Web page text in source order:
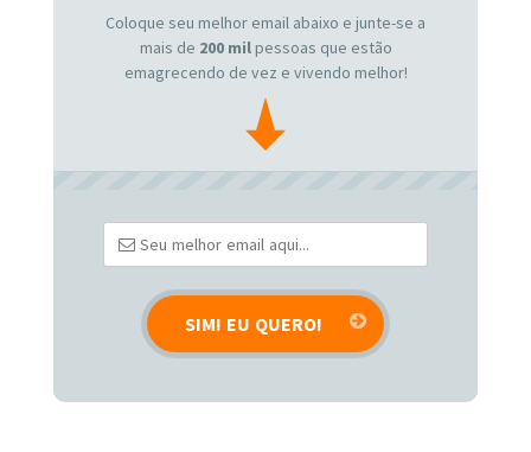
Coloque seu melhor email abaixo e junte-se a
mais de 200 milpessoas que estão
emagrecendo de vez e vivendo melhor!